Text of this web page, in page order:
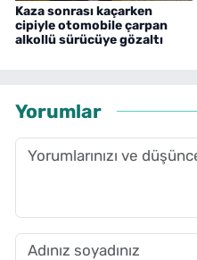
Kaza sonrası kaçarken
cipiyle otomobile çarpan
alkollü sürücüye gözaltı
Yorumlar